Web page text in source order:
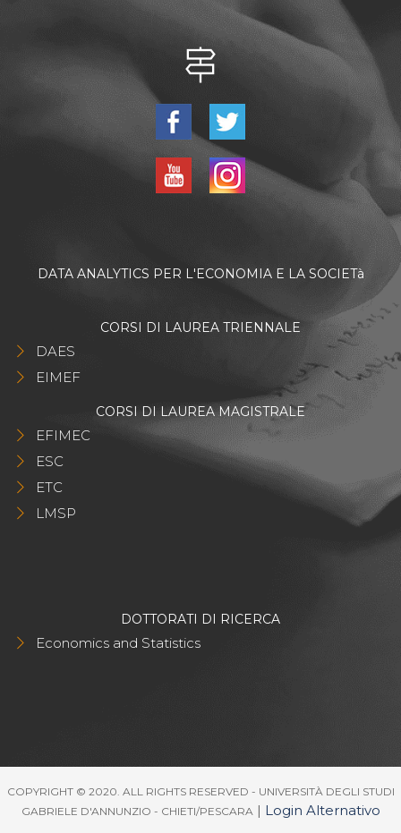
DATA ANALYTICS PER L'ECONOMIA E LA SOCIETà
CORSI DI LAUREA TRIENNALE
DAES
EIMEF
CORSI DI LAUREA MAGISTRALE
EFIMEC
ESC
ETC
LMSP
DOTTORATI DI RICERCA
Economics and Statistics
COPYRIGHT © 2020. ALL RIGHTS RESERVED - UNIVERSITÀ DEGLI STUDI
GABRIELE D'ANNUNZIO - CHIETI/PESCARA| Login Alternativo